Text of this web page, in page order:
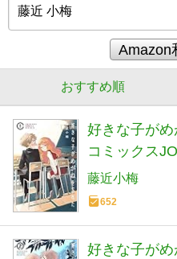
おすすめ順
好きな子が
コミックス
藤近小梅
652
好きな子が